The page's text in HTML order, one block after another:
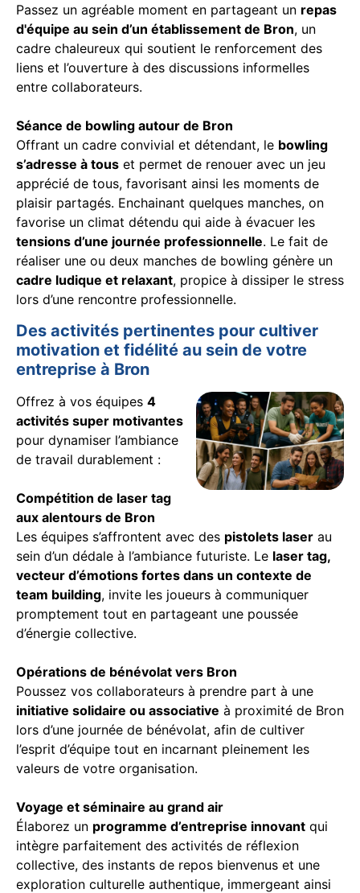
Passez un agréable moment en partageant un repas
d'équipe au sein d’un établissement de Bron, un
cadre chaleureux qui soutient le renforcement des
liens et l’ouverture à des discussions informelles
entre collaborateurs.
Séance de bowling autour de Bron
Offrant un cadre convivial et détendant, le bowling
s’adresse à tous et permet de renouer avec un jeu
apprécié de tous, favorisant ainsi les moments de
plaisir partagés. Enchainant quelques manches, on
favorise un climat détendu qui aide à évacuer les
tensions d’une journée professionnelle. Le fait de
réaliser une ou deux manches de bowling génère un
cadre ludique et relaxant, propice à dissiper le stress
lors d’une rencontre professionnelle.
Des activités pertinentes pour cultiver
motivation et fidélité au sein de votre
entreprise à Bron
Offrez à vos équipes 4
activités super motivantes
pour dynamiser l’ambiance
de travail durablement :
Compétition de laser tag
aux alentours de Bron
Les équipes s’affrontent avec des pistolets laser au
sein d’un dédale à l’ambiance futuriste. Le laser tag,
vecteur d’émotions fortes dans un contexte de
team building, invite les joueurs à communiquer
promptement tout en partageant une poussée
d’énergie collective.
Opérations de bénévolat vers Bron
Poussez vos collaborateurs à prendre part à une
initiative solidaire ou associative à proximité de Bron
lors d’une journée de bénévolat, afin de cultiver
l’esprit d’équipe tout en incarnant pleinement les
valeurs de votre organisation.
Voyage et séminaire au grand air
Élaborez un programme d’entreprise innovant qui
intègre parfaitement des activités de réflexion
collective, des instants de repos bienvenus et une
exploration culturelle authentique, immergeant ainsi